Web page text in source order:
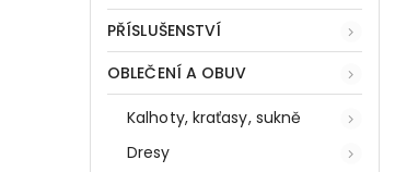
PŘÍSLUŠENSTVÍ
OBLEČENÍ A OBUV
Kalhoty, kraťasy, sukně
Dresy